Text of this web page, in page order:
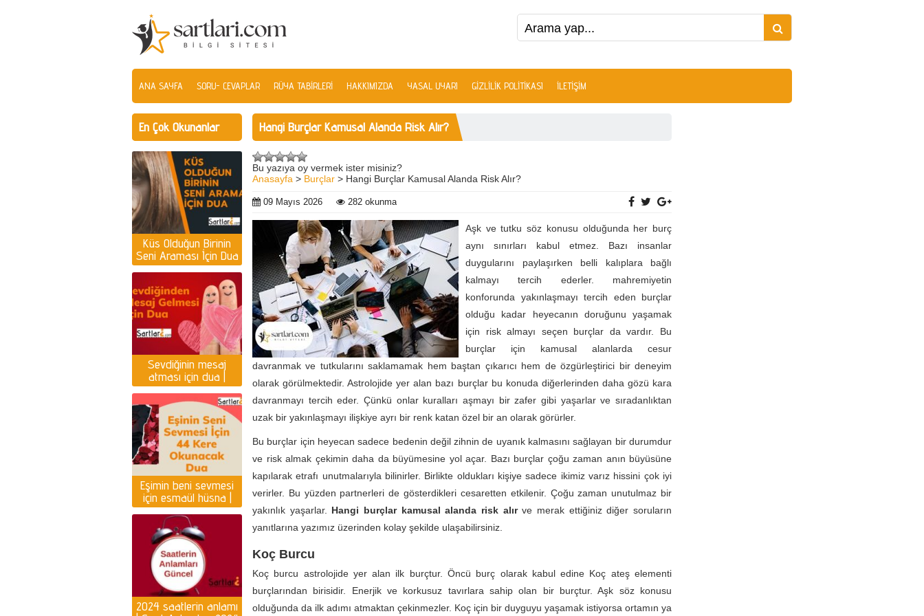
ANA SAYFA SORU- CEVAPLAR RÜYA TABIRLERI HAKKIMIZDA YASAL UYARI GIZLILIK POLITIKASI İLETIŞIM
Hangi Burçlar Kamusal Alanda Risk Alır?
Bu yazıya oy vermek ister misiniz?
Anasayfa > Burçlar > Hangi Burçlar Kamusal Alanda Risk Alır?
09 Mayıs 2026 282 okunma
Aşk ve tutku söz konusu olduğunda her burç
aynı sınırları kabul etmez. Bazı insanlar
duygularını paylaşırken belli kalıplara bağlı
kalmayı tercih ederler. mahremiyetin
konforunda yakınlaşmayı tercih eden burçlar
olduğu kadar heyecanın doruğunu yaşamak
için risk almayı seçen burçlar da vardır. Bu
burçlar için kamusal alanlarda cesur
davranmak ve tutkularını saklamamak hem baştan çıkarıcı hem de özgürleştirici bir deneyim
olarak görülmektedir. Astrolojide yer alan bazı burçlar bu konuda diğerlerinden daha gözü kara
davranmayı tercih eder. Çünkü onlar kuralları aşmayı bir zafer gibi yaşarlar ve sıradanlıktan
uzak bir yakınlaşmayı ilişkiye ayrı bir renk katan özel bir an olarak görürler.
Bu burçlar için heyecan sadece bedenin değil zihnin de uyanık kalmasını sağlayan bir durumdur
ve risk almak çekimin daha da büyümesine yol açar. Bazı burçlar çoğu zaman anın büyüsüne
kapılarak etrafı unutmalarıyla bilinirler. Birlikte oldukları kişiye sadece ikimiz varız hissini çok iyi
verirler. Bu yüzden partnerleri de gösterdikleri cesaretten etkilenir. Çoğu zaman unutulmaz bir
yakınlık yaşarlar. Hangi burçlar kamusal alanda risk alırve merak ettiğiniz diğer soruların
yanıtlarına yazımız üzerinden kolay şekilde ulaşabilirsiniz.
Koç Burcu
Koç burcu astrolojide yer alan ilk burçtur. Öncü burç olarak kabul edine Koç ateş elementi
burçlarından birisidir. Enerjik ve korkusuz tavırlara sahip olan bir burçtur. Aşk söz konusu
olduğunda da ilk adımı atmaktan çekinmezler. Koç için bir duyguyu yaşamak istiyorsa ortamın ya
En Çok Okunanlar
Küs Olduğun Birinin
Seni Araması İçin Dua
| Küs olan kişiyi
ayağına getirmek için
dua
Sevdiğinin mesaj
atması için dua |
Yazması için dua
Eşimin beni sevmesi
için esmaül hüsna |
Eşin seni sevmesi için
dua
2024 saatlerin anlamı